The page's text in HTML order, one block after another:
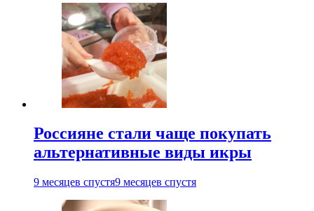
Россияне стали чаще покупать
альтернативные виды икры
9 месяцев спустя9 месяцев спустя